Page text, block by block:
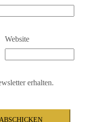
Website
erhalten.